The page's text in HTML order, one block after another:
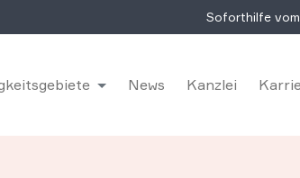
Soforthilfe
News Kanzlei